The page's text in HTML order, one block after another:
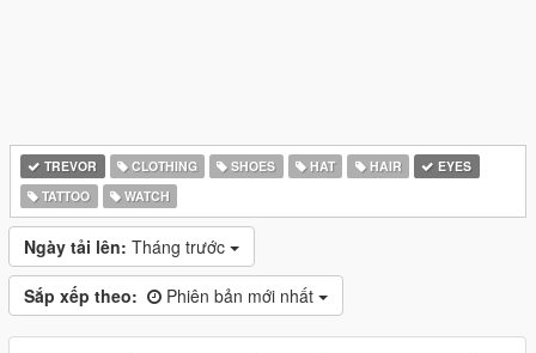
TREVOR CLOTHING SHOES HAT HAIR
EYES
TATTOO
WATCH
Ngày tải lên: Tháng trước
Sắp xếp theo: Phiên bản mới nhất